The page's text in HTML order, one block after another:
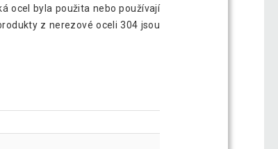
ocel byla použita nebo používají
z nerezové oceli 304 jsou